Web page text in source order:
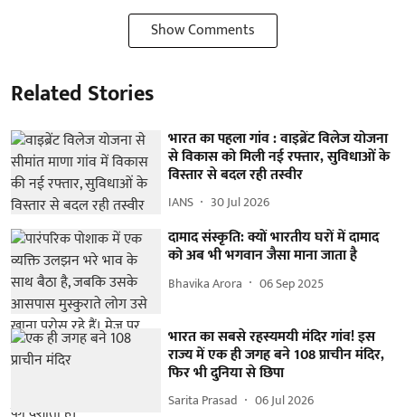
Show Comments
Related Stories
भारत का पहला गांव : वाइब्रेंट विलेज योजना
से विकास को मिली नई रफ्तार, सुविधाओं के
विस्तार से बदल रही तस्वीर
IANS 30 Jul 2026
दामाद संस्कृति: क्यों भारतीय घरों में दामाद
को अब भी भगवान जैसा माना जाता है
Bhavika Arora 06 Sep 2025
भारत का सबसे रहस्यमयी मंदिर गांव! इस
राज्य में एक ही जगह बने 108 प्राचीन मंदिर,
फिर भी दुनिया से छिपा
Sarita Prasad 06 Jul 2026